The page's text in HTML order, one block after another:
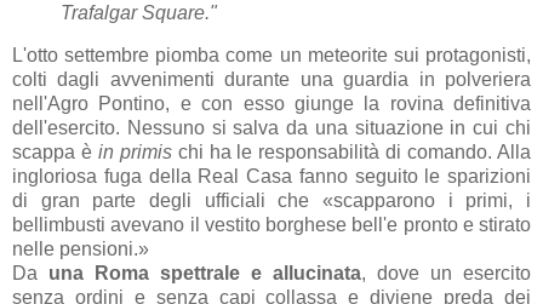
Trafalgar Square."
L'otto settembre piomba come un meteorite sui protagonisti,
colti dagli avvenimenti durante una guardia in polveriera
nell'Agro Pontino, e con esso giunge la rovina definitiva
dell'esercito. Nessuno si salva da una situazione in cui chi
scappa è in primis chi ha le responsabilità di comando. Alla
ingloriosa fuga della Real Casa fanno seguito le sparizioni
di gran parte degli ufficiali che «scapparono i primi, i
bellimbusti avevano il vestito borghese bell'e pronto e stirato
nelle pensioni.»
Da una Roma spettrale e allucinata, dove un esercito
senza ordini e senza capi collassa e diviene preda dei